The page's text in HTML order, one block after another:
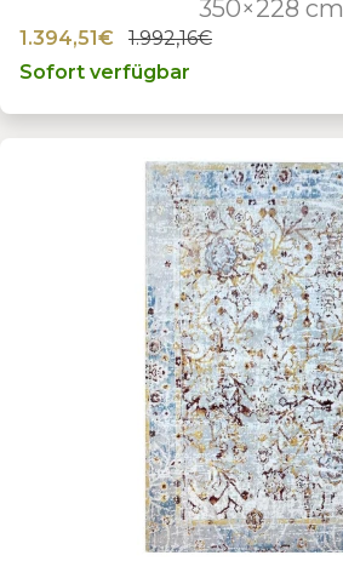
350×228 cm
1.394,51€
1.992,16€
Sofort verfügbar